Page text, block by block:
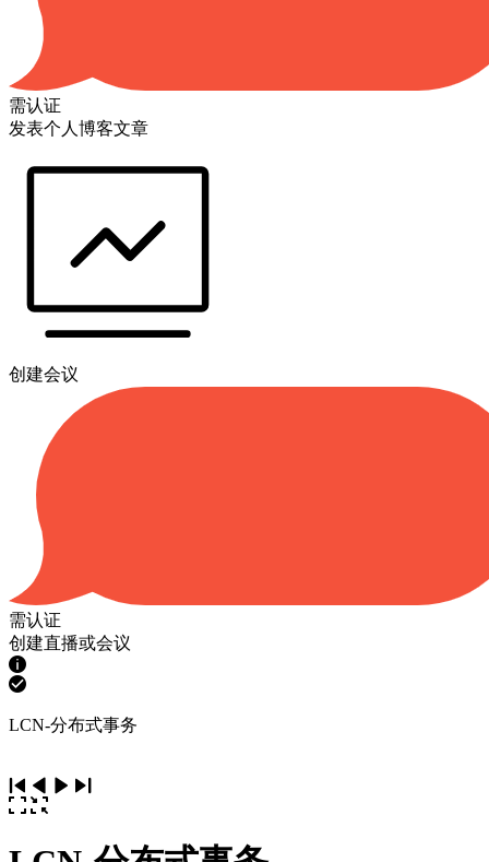
需认证
发表个人博客文章
创建会议
需认证
创建直播或会议
LCN-分布式事务